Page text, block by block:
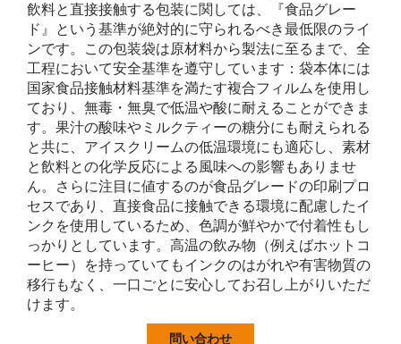
飲料と直接接触する包装に関しては、『食品グレー
ド』という基準が絶対的に守られるべき最低限のライ
ンです。この包装袋は原材料から製法に至るまで、全
工程において安全基準を遵守しています：袋本体には
国家食品接触材料基準を満たす複合フィルムを使用し
ており、無毒・無臭で低温や酸に耐えることができま
す。果汁の酸味やミルクティーの糖分にも耐えられる
と共に、アイスクリームの低温環境にも適応し、素材
と飲料との化学反応による風味への影響もありませ
ん。さらに注目に値するのが食品グレードの印刷プロ
セスであり、直接食品に接触できる環境に配慮したイ
ンクを使用しているため、色調が鮮やかで付着性もし
っかりとしています。高温の飲み物（例えばホットコ
ーヒー）を持っていてもインクのはがれや有害物質の
移行もなく、一口ごとに安心してお召し上がりいただ
けます。
問い合わせ